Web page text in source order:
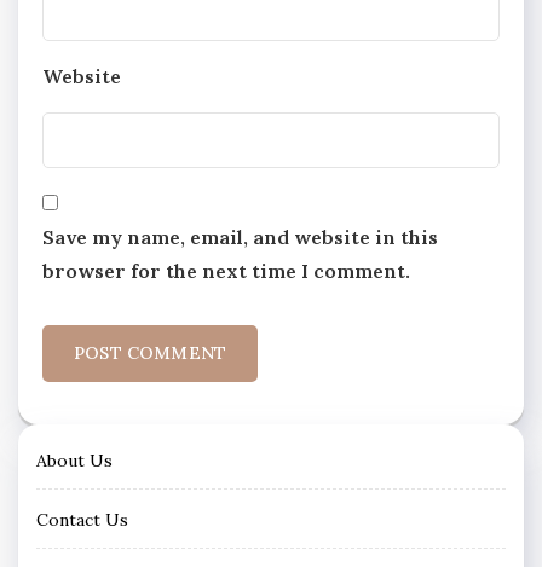
Website
Save my name, email, and website in this
browser for the next time I comment.
About Us
Contact Us